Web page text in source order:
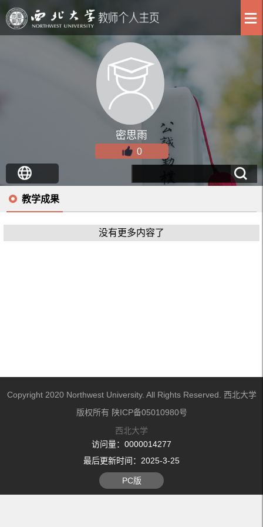
密思雨
0
教学成果
没有更多内容了
Copyright 2020 Northwest University. All Rights Reserved. 西北大学
版权所有 陕ICP备05010980号
西北大学
访问量： 0000014277
最后更新时间： 2025-3-25
PC版